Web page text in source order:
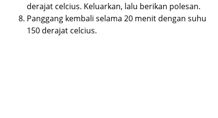
derajat celcius. Keluarkan, lalu berikan polesan.
Panggang kembali selama 20 menit dengan suhu
150 derajat celcius.